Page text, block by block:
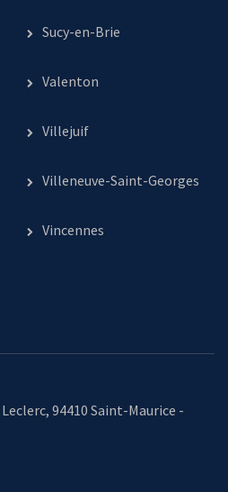
Sucy-en-Brie
Valenton
Villejuif
Villeneuve-Saint-Georges
Vincennes
94410 Saint-Maurice -